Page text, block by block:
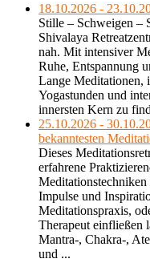
18.10.2026 -
Stille – Schweigen –
Shivalaya
nah. Mit intensiver
Ruhe, Entspannung
Lange Meditationen,
Yogastunden und
innersten Kern zu
25.10.2026 -
bekanntesten
Dieses
erfahrene
Impulse und
Meditationspraxis,
Therapeut einfließen
Mantra-, Chakra-,
und ...